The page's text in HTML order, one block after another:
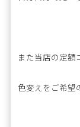
また当店の定
色変えをご希望